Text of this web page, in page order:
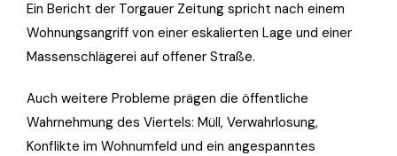
Ein Bericht der Torgauer Zeitung spricht nach einem
Wohnungsangriff von einer eskalierten Lage und einer
Massenschlägerei auf offener Straße.
Auch weitere Probleme prägen die öffentliche
Wahrnehmung des Viertels: Müll, Verwahrlosung,
Konflikte im Wohnumfeld und ein angespanntes